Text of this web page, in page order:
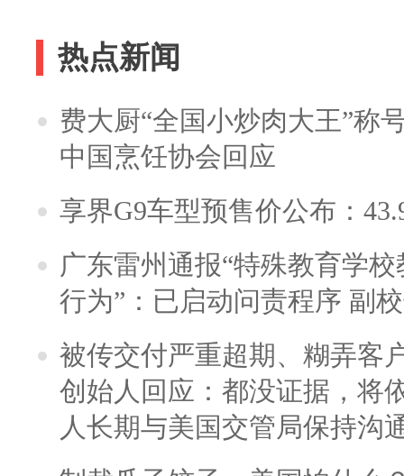
热点新闻
费大厨“全国小炒肉大王”称
中国烹饪协会回应
享界G9车型预售价公布：
广东雷州通报“特殊教育学
行为”：已启动问责程序 副
被传交付严重超期、糊弄客
创始人回应：都没证据，将
人长期与美国交管局保持沟